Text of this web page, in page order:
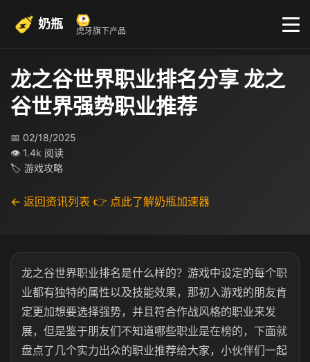
奶瓶 虎牙旗下产品
龙之谷世界职业排名分享 龙之
谷世界强势职业推荐
📅 02/18/2025
👁 1.4k 阅读
🏷 游戏攻略
← 返回资讯列表 👉 点此了解奶瓶加速器
龙之谷世界职业排名是什么样的？游戏中设定的每个职
业都有独特的属性以及技能效果，那初入游戏的朋友肯
定更加想要选择强势，并且符合作战风格的职业来发
展，但是鉴于朋友们不知道哪些职业是在榜的，下面就
盘点了几个实力出众的职业推荐给大家，小伙伴们一起